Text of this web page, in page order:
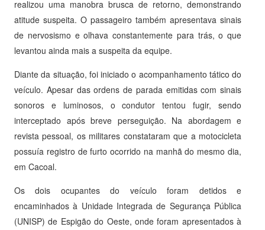
realizou uma manobra brusca de retorno, demonstrando
atitude suspeita. O passageiro também apresentava sinais
de nervosismo e olhava constantemente para trás, o que
levantou ainda mais a suspeita da equipe.
Diante da situação, foi iniciado o acompanhamento tático do
veículo. Apesar das ordens de parada emitidas com sinais
sonoros e luminosos, o condutor tentou fugir, sendo
interceptado após breve perseguição. Na abordagem e
revista pessoal, os militares constataram que a motocicleta
possuía registro de furto ocorrido na manhã do mesmo dia,
em Cacoal.
Os dois ocupantes do veículo foram detidos e
encaminhados à Unidade Integrada de Segurança Pública
(UNISP) de Espigão do Oeste, onde foram apresentados à